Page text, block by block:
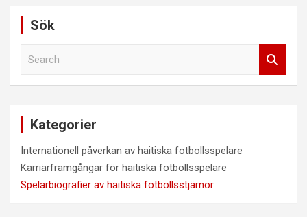
Sök
Kategorier
Internationell påverkan av haitiska fotbollsspelare
Karriärframgångar för haitiska fotbollsspelare
Spelarbiografier av haitiska fotbollsstjärnor